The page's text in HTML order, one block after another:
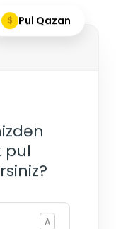
$ Pul Qazan
pul
A